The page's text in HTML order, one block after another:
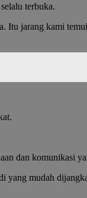
terbuka.
Itu jarang kami
dan komunikasi
mudah